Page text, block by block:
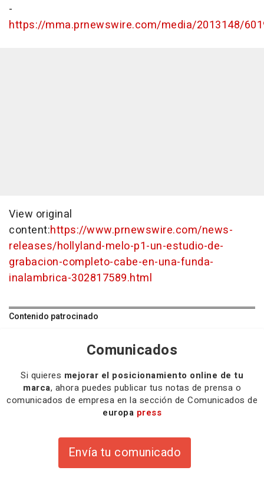
-
https://mma.prnewswire.com/media/2013148/
View original
content:https://www.prnewswire.com/news-
releases/hollyland-melo-p1-un-estudio-de-
grabacion-completo-cabe-en-una-funda-
inalambrica-302817589.html
Contenido patrocinado
Comunicados
Si quieres mejorar el posicionamiento online de tu
marca, ahora puedes publicar tus notas de prensa o
comunicados de empresa en la sección de Comunicados de
europa press
Envía tu comunicado